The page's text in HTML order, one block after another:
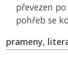
převezen
pohřeb se
prameny,